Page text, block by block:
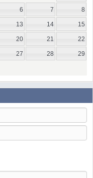
6 7 8
13 14 15
20 21 22
27 28 29